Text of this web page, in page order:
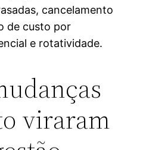
cancelamento
de custo por
e rotatividade.
viraram